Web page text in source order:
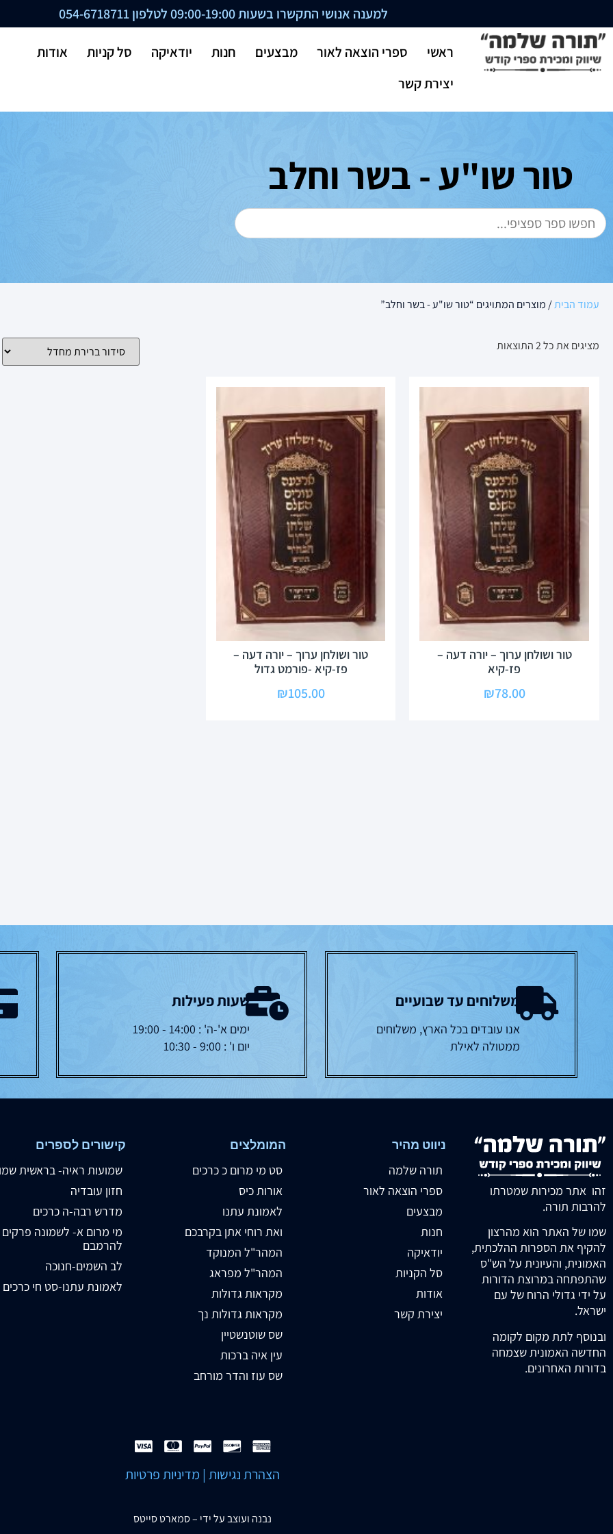
למענה אנושי התקשרו בשעות 09:00-19:00 לטלפון 054-6718711
ראשי ספרי הוצאה לאור מבצעים חנות יודאיקה סל קניות
אודות
יצירת קשר
טור שו"ע - בשר וחלב
עמוד הבית/ מוצרים המתויגים “טור שו"ע - בשר וחלב”
מציגים את כל ⁦2⁩ התוצאות
טור ושולחן ערוך – יורה דעה –
פז-קיא
₪78.00
טור ושולחן ערוך – יורה דעה –
פז-קיא -פורמט גדול
₪105.00
משלוחים עד שבועיים
אנו עובדים בכל הארץ, משלוחים
ממטולה לאילת
שעות פעילות
ימים א'-ה' : 14:00 - 19:00
יום ו' : 9:00 - 10:30
זהו אתר מכירות שמטרתו
להרבות תורה.
שמו של האתר הוא מהרצון
להקיף את הספרות ההלכתית,
האמונית, והעיונית על הש"ס
שהתפתחה במרוצת הדורות
על ידי גדולי הרוח של עם
ישראל.
ובנוסף לתת מקום לקומה
החדשה האמונית שצמחה
בדורות האחרונים.
ניווט מהיר
תורה שלמה
ספרי הוצאה לאור
מבצעים
חנות
יודאיקה
סל הקניות
אודות
יצירת קשר
המומלצים
סט מי מרום כ כרכים
אורות כיס
לאמונת עתנו
ואת רוחי אתן בקרבכם
המהר"ל המנוקד
המהר"ל מפראג
מקראות גדולות
מקראות גדולות נך
שס שוטנשטיין
עין איה ברכות
שס עוז והדר מורחב
קישורים לספרים
שמועות ראיה- בראשית
חזון עובדיה
מדרש רבה-ה כרכים
מי מרום א- לשמונה פרקים
להרמבם
לב השמים-חנוכה
לאמונת עתנו-סט חי כרכים
הצהרת נגישות | מדיניות פרטיות
נבנה ועוצב על ידי –סמארט סייטס